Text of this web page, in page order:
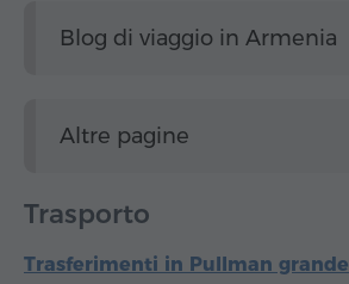
Blog di viaggio in Armenia
Altre pagine
Trasporto
Trasferimenti in Pullman grande